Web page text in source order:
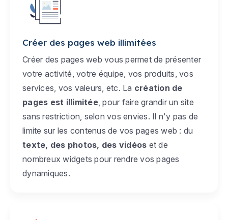
Créer des pages web illimitées
Créer des pages web vous permet de présenter
votre activité, votre équipe, vos produits, vos
services, vos valeurs, etc. La création de
pages est illimitée, pour faire grandir un site
sans restriction, selon vos envies. Il n'y pas de
limite sur les contenus de vos pages web : du
texte, des photos, des vidéos et de
nombreux widgets pour rendre vos pages
dynamiques.